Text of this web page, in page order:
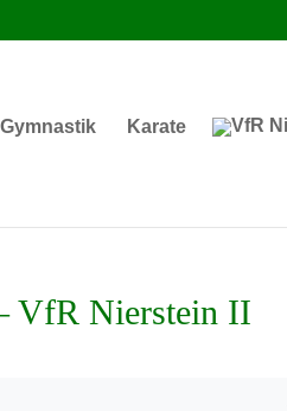
Gymnastik Karate
VfR Nierstein II